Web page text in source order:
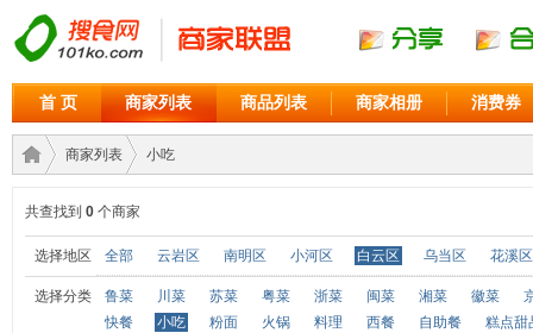
首 页 商家列表 商品列表 商家相册 消费券
商家›
商家列表
›
小吃
共查找到 0 个商家
选择地区 全部 云岩区 南明区 小河区 白云区 乌当区 花溪区
选择分类 鲁菜 川菜 苏菜 粤菜 浙菜 闽菜 湘菜 徽菜
快餐
小吃 粉面 火锅 料理 西餐 自助餐 糕点甜